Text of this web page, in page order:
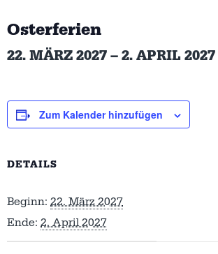
Osterferien
22. MÄRZ 2027–2. APRIL 2027
Zum Kalender hinzufügen
DETAILS
Beginn: 22. März 2027
Ende: 2. April 2027